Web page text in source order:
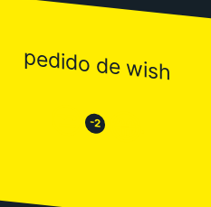
pedido de wish
😒 -2 😂